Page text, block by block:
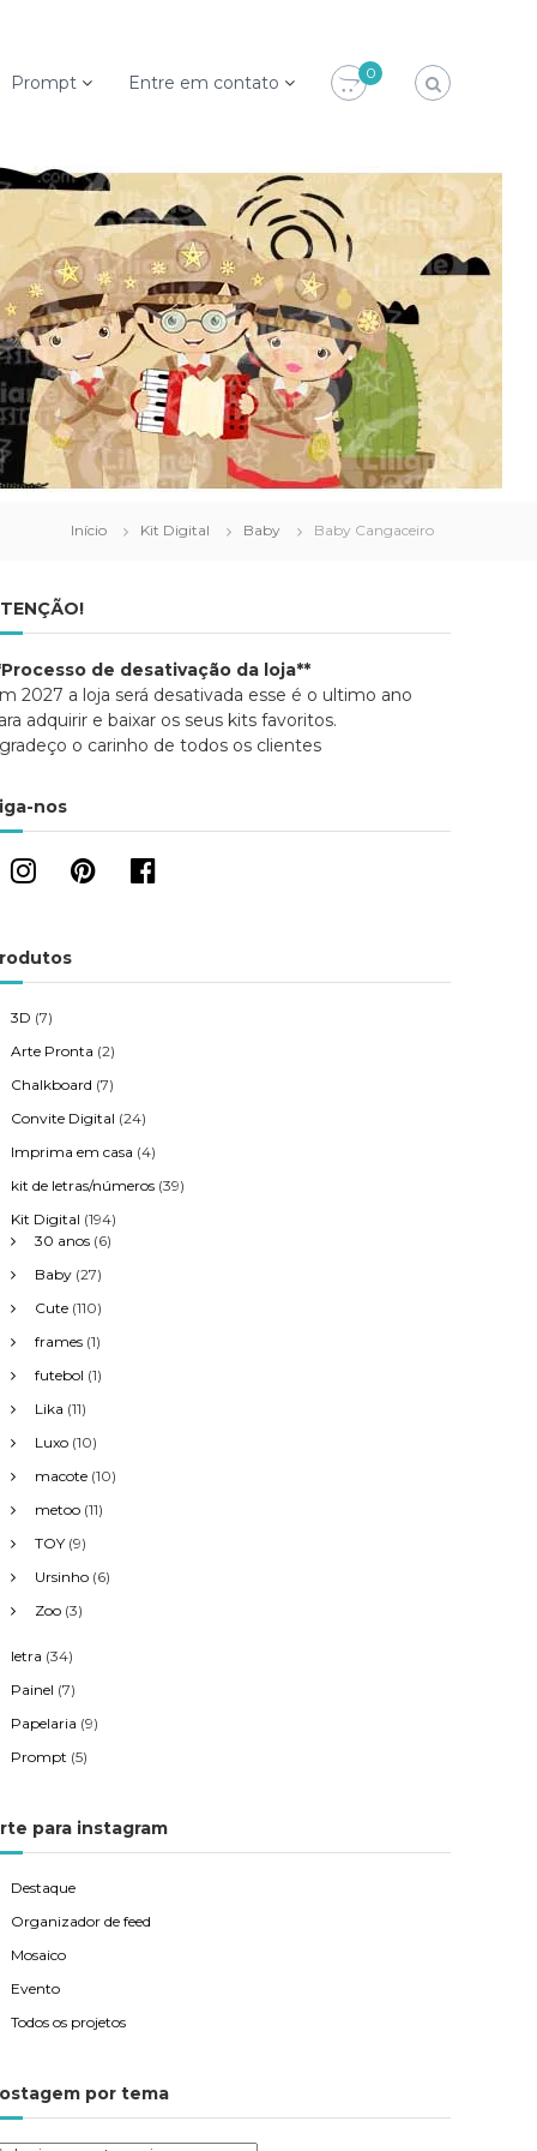
Prompt Entre em contato 0
Início Kit Digital Baby Baby Cangaceiro
de desativação da loja**
2027 a loja será desativada esse é o ultimo ano
adquirir e baixar os seus kits favoritos.
o carinho de todos os clientes
nos
3D (7)
Arte Pronta (2)
Chalkboard (7)
Convite Digital (24)
Imprima em casa (4)
kit de letras/números (39)
Kit Digital (194)
30 anos (6)
Baby (27)
Cute (110)
frames (1)
futebol (1)
Lika (11)
Luxo (10)
macote (10)
metoo (11)
TOY (9)
Ursinho (6)
Zoo (3)
letra (34)
Painel (7)
Papelaria (9)
Prompt (5)
para instagram
Destaque
Organizador de feed
Mosaico
Evento
Todos os projetos
por tema